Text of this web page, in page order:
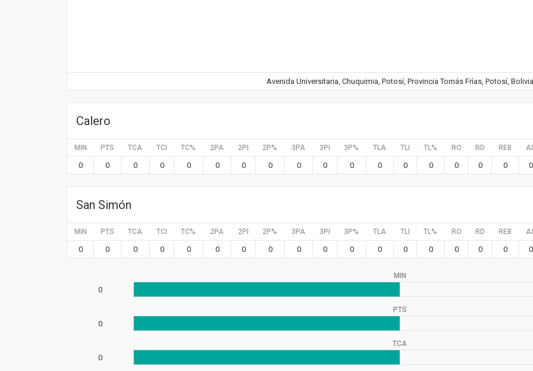
Avenida Universitaria, Chuquimia, Potosí, Provincia Tomás Frías, Potosí, Bolivia
Calero
MIN PTS TCA TCI TC% 2PA 2PI 2P% 3PA 3PI 3P% TLA TLI TL% RO RD REB
0 0 0 0 0 0 0 0 0 0 0 0 0 0 0 0 0 0
San Simón
MIN PTS TCA TCI TC% 2PA 2PI 2P% 3PA 3PI 3P% TLA TLI TL% RO RD REB
0 0 0 0 0 0 0 0 0 0 0 0 0 0 0 0 0 0
MIN
0
PTS
0
TCA
0